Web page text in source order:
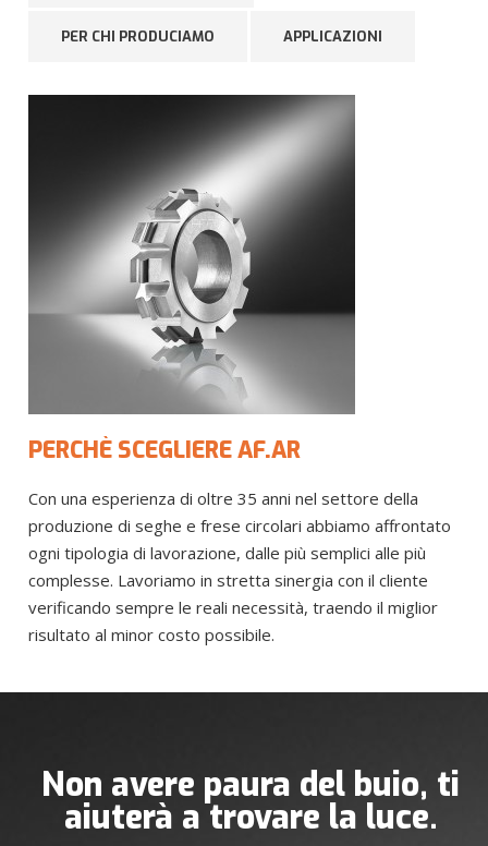
PER CHI PRODUCIAMO APPLICAZIONI
PERCHÈ SCEGLIERE AF.AR
Con una esperienza di oltre 35 anni nel settore della
produzione di seghe e frese circolari abbiamo affrontato
ogni tipologia di lavorazione, dalle più semplici alle più
complesse. Lavoriamo in stretta sinergia con il cliente
verificando sempre le reali necessità, traendo il miglior
risultato al minor costo possibile.
Non avere paura del buio, ti
aiuterà a trovare la luce.